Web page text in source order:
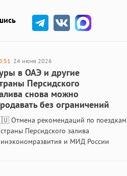
24 июня 2026
в ОАЭ и другие
Персидского
снова можно
без ограничений
Отмена рекомендаций по поездкам
Персидского залива
и МИД России